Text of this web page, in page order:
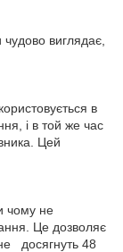
чудово виглядає,
в
і в той же час
Цей
чому не
Це дозволяє
досягнуть 48